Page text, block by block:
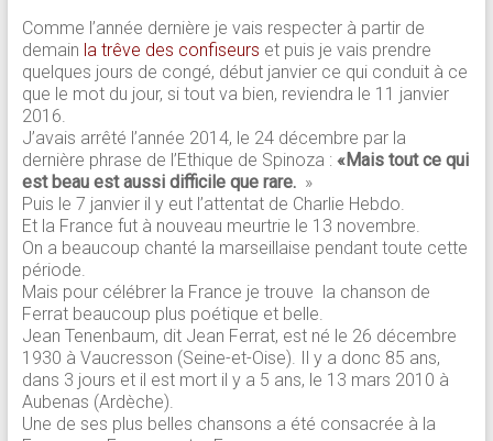
Comme l’année dernière je vais respecter à partir de
demain la trêve des confiseurs et puis je vais prendre
quelques jours de congé, début janvier ce qui conduit à ce
que le mot du jour, si tout va bien, reviendra le 11 janvier
2016.
J’avais arrêté l’année 2014, le 24 décembre par la
dernière phrase de l’Ethique de Spinoza :«Mais tout ce qui
est beau est aussi difficile que rare. »
Puis le 7 janvier il y eut l’attentat de Charlie Hebdo.
Et la France fut à nouveau meurtrie le 13 novembre.
On a beaucoup chanté la marseillaise pendant toute cette
période.
Mais pour célébrer la France je trouve la chanson de
Ferrat beaucoup plus poétique et belle.
Jean Tenenbaum, dit Jean Ferrat, est né le 26 décembre
1930 à Vaucresson (Seine-et-Oise). Il y a donc 85 ans,
dans 3 jours et il est mort il y a 5 ans, le 13 mars 2010 à
Aubenas (Ardèche).
Une de ses plus belles chansons a été consacrée à la